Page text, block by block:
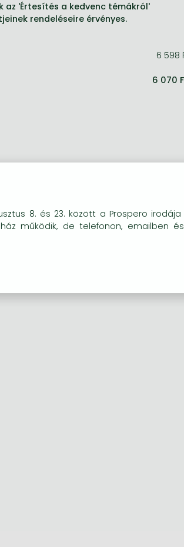
az 'Értesítés a kedvenc témákról'
rendeléseire érvényes.
6 598
6 070
8. és 23. között a Prospero
működik, de telefonon, emailben
kat (sütiket) használunk, melyek
részére.